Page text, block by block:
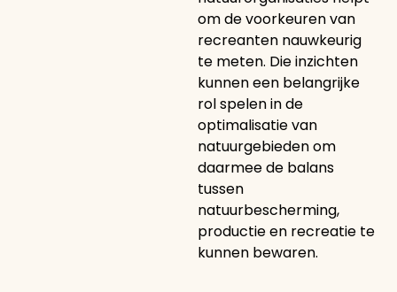
om de voorkeuren van
recreanten nauwkeurig
te meten. Die inzichten
kunnen een belangrijke
rol spelen in de
optimalisatie van
natuurgebieden om
daarmee de balans
tussen
natuurbescherming,
productie en recreatie te
kunnen bewaren.